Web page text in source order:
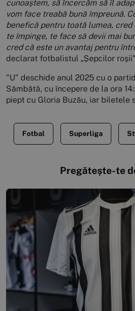
cunoaștem, să încercăm să îl
vom face treabă bună împreună.
benefică pentru toată lumea,
te împinge, te face să devii mai
cred că este un avantaj pentru
declarat fotbalistul „Șepcilor
"U" deschide anul 2025 cu o
Sâmbătă, cu începere de la ora
piept cu Gloria Buzău, iar biletele
Fotbal Superliga
Pregătește-te